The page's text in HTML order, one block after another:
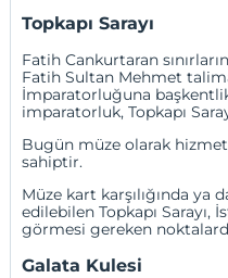
Topkapı Sarayı
Fatih Cankurtaran
Fatih Sultan Mehmet
İmparatorluğuna
imparatorluk, Topkapı
Bugün müze olarak hizmet
sahiptir.
Müze kart karşılığında ya
edilebilen Topkapı Sarayı,
görmesi gereken
Galata Kulesi